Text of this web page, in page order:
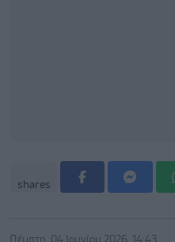
shares
Πέμπτη, 04 Ιουνίου 2026, 14:43